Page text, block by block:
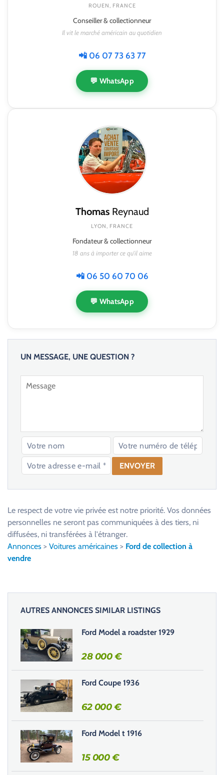
ROUEN, FRANCE
Conseiller & collectionneur
Il vit le marché américain au quotidien
📲 06 07 73 63 77
💬 WhatsApp
ThomasReynaud
LYON, FRANCE
Fondateur & collectionneur
18 ans à importer ce qu'il aime
📲 06 50 60 70 06
💬 WhatsApp
UN MESSAGE, UNE QUESTION ?
e
s
e
r
c
e
h
a
m
p
v
d
Le respect de votre vie privée est notre priorité. Vos données
personnelles ne seront pas communiquées à des tiers, ni
diffusées, ni transférées à l'étranger.
Annonces > Voitures américaines > Ford de collection à
vendre
AUTRES ANNONCES SIMILAR LISTINGS
Ford Model a roadster 1929
28 000€
Ford Coupe 1936
62 000€
Ford Model t 1916
15 000€